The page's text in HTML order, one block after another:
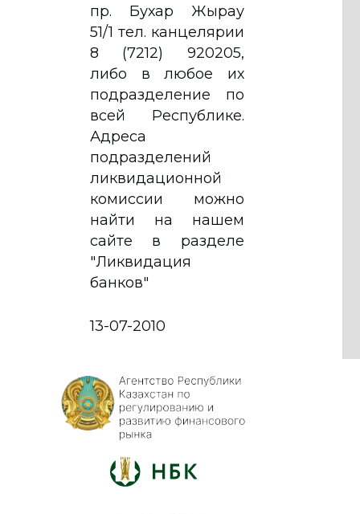
пр. Бухар Жырау
51/1 тел. канцелярии
8 (7212) 920205,
либо в любое их
подразделение по
всей Республике.
Адреса
подразделений
ликвидационной
комиссии можно
найти на нашем
сайте в разделе
"Ликвидация
банков"
13-07-2010